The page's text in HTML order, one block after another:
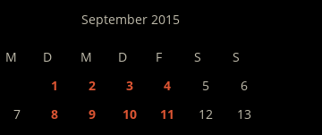
September 2015
M D M D F S
S
1
2 3 4 5
6
7
8 9 10 11 12
13